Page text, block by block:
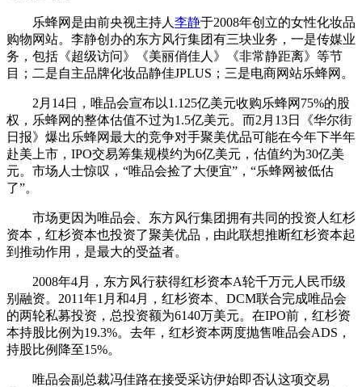
乐蜂网是由前央视主持人 李静于2008年创立的女性化妆品
购物网站。李静创办的东方风行集团有三块业务，一是传媒业
务，包括《超级访问》《美丽俏佳人》《非常静距离》等节
目；二是自主品牌化妆品静佳JPLUS；三是电商网站乐蜂网。
2月14日，唯品会宣布以1.125亿美元收购乐蜂网75%的股
权，乐蜂网的整体估值不过为1.5亿美元。而2月13日《华尔街
日报》爆出乐蜂网最大的竞争对手聚美优品可能在今年下半年
赴美上市，IPO交易筹集规模约为6亿美元，估值约为30亿美
元。市场人士惊叹，“唯品会捡了大便宜”，“乐蜂网被低估
了”。
市场更因为唯品会、东方风行集团拥有共同的投资人红杉
资本，红杉资本也投资了聚美优品，由此联想推断红杉资本起
到推动作用，是最大的受益者。
2008年4月，东方风行获得红杉资本A轮千万元人民币级
别融资。2011年1月和4月，红杉资本、DCM联合完成唯品会
的两轮私募投资，总投资额为6140万美元。在IPO前，红杉资
本持股比例为19.3%。去年，红杉资本两度抛售唯品会ADS，
持股比例降至15%。
唯品会副总裁冯佳路在接受采访伊始即否认这项交易